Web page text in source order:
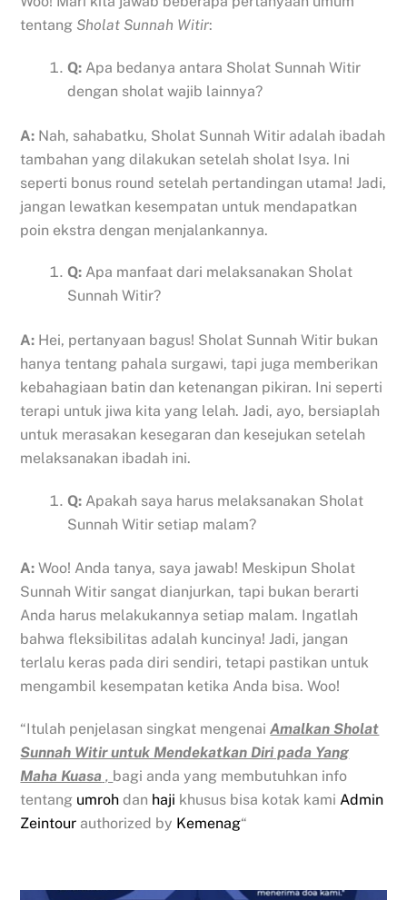
tentang Sholat Sunnah Witir:
Q:Apa bedanya antara Sholat Sunnah Witir
dengan sholat wajib lainnya?
A: Nah, sahabatku, Sholat Sunnah Witir adalah ibadah
tambahan yang dilakukan setelah sholat Isya. Ini
seperti bonus round setelah pertandingan utama! Jadi,
jangan lewatkan kesempatan untuk mendapatkan
poin ekstra dengan menjalankannya.
Q:Apa manfaat dari melaksanakan Sholat
Sunnah Witir?
A: Hei, pertanyaan bagus! Sholat Sunnah Witir bukan
hanya tentang pahala surgawi, tapi juga memberikan
kebahagiaan batin dan ketenangan pikiran. Ini seperti
terapi untuk jiwa kita yang lelah. Jadi, ayo, bersiaplah
untuk merasakan kesegaran dan kesejukan setelah
melaksanakan ibadah ini.
Q:Apakah saya harus melaksanakan Sholat
Sunnah Witir setiap malam?
A: Woo! Anda tanya, saya jawab! Meskipun Sholat
Sunnah Witir sangat dianjurkan, tapi bukan berarti
Anda harus melakukannya setiap malam. Ingatlah
bahwa fleksibilitas adalah kuncinya! Jadi, jangan
terlalu keras pada diri sendiri, tetapi pastikan untuk
mengambil kesempatan ketika Anda bisa. Woo!
“Itulah penjelasan singkat mengenaiAmalkan Sholat
Sunnah Witir untuk Mendekatkan Diri pada Yang
Maha Kuasa , bagi anda yang membutuhkan info
tentang umroh dan haji khusus bisa kotak kami Admin
Zeintour authorized by Kemenag“